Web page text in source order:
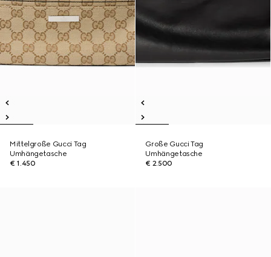
Mittelgroße Gucci Tag
Umhängetasche
€ 1.450
Große Gucci Tag
Umhängetasche
€ 2.500